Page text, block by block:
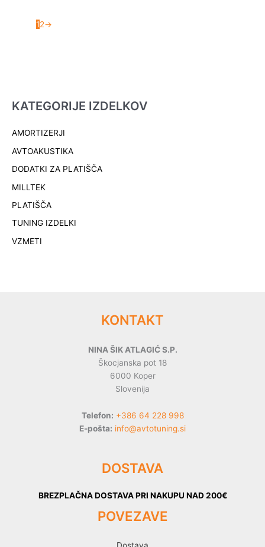
KATEGORIJE IZDELKOV
AMORTIZERJI
AVTOAKUSTIKA
DODATKI ZA PLATIŠČA
MILLTEK
PLATIŠČA
TUNING IZDELKI
VZMETI
12→
KONTAKT
NINA ŠIK ATLAGIĆ S.P.
Škocjanska pot 18
6000 Koper
Slovenija
Telefon: +386 64 228 998
E-pošta: info@avtotuning.si
DOSTAVA
BREZPLAČNA DOSTAVA PRI NAKUPU NAD 200€
POVEZAVE